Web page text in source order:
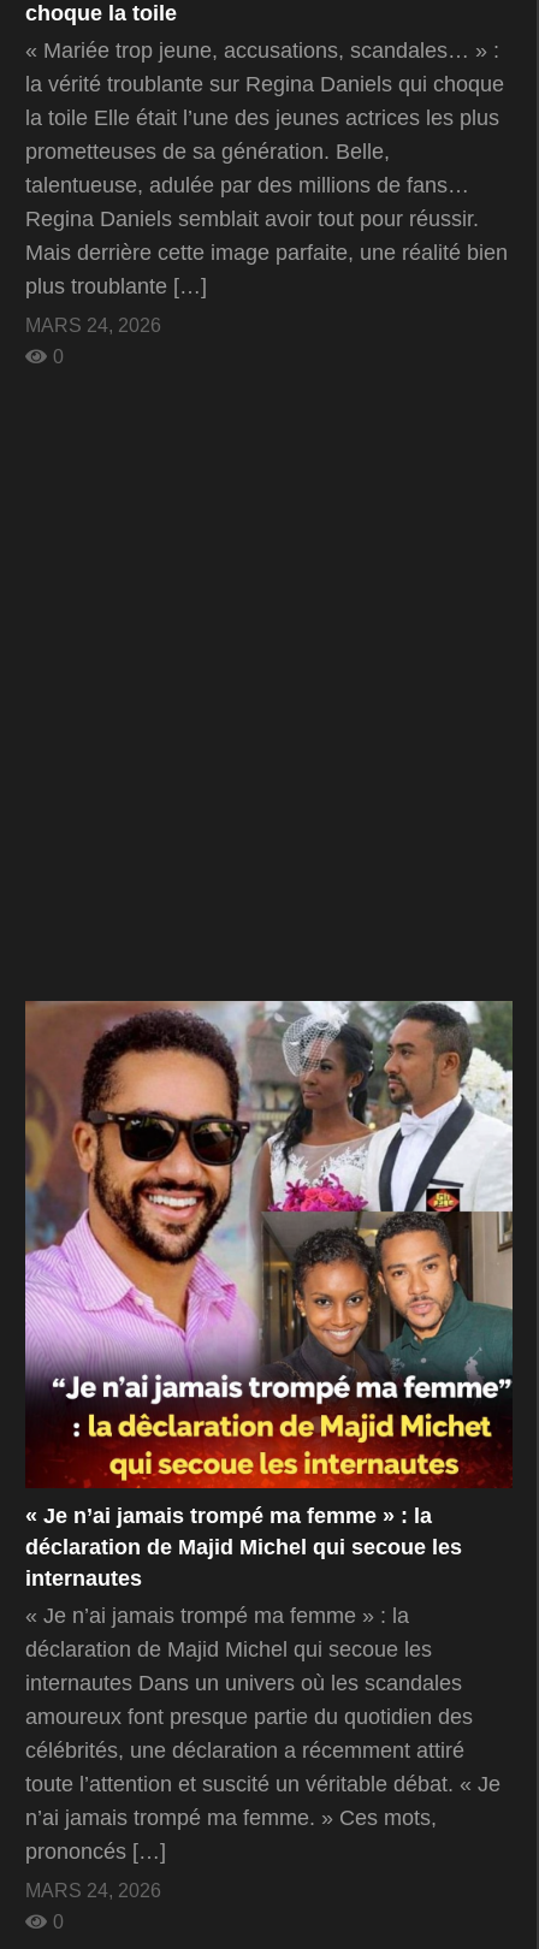
choque la toile
« Mariée trop jeune, accusations, scandales… » :
la vérité troublante sur Regina Daniels qui choque
la toile Elle était l’une des jeunes actrices les plus
prometteuses de sa génération. Belle,
talentueuse, adulée par des millions de fans…
Regina Daniels semblait avoir tout pour réussir.
Mais derrière cette image parfaite, une réalité bien
plus troublante […]
MARS 24, 2026
0
« Je n’ai jamais trompé ma femme » : la
déclaration de Majid Michel qui secoue les
internautes
« Je n’ai jamais trompé ma femme » : la
déclaration de Majid Michel qui secoue les
internautes Dans un univers où les scandales
amoureux font presque partie du quotidien des
célébrités, une déclaration a récemment attiré
toute l’attention et suscité un véritable débat. « Je
n’ai jamais trompé ma femme. » Ces mots,
prononcés […]
MARS 24, 2026
0